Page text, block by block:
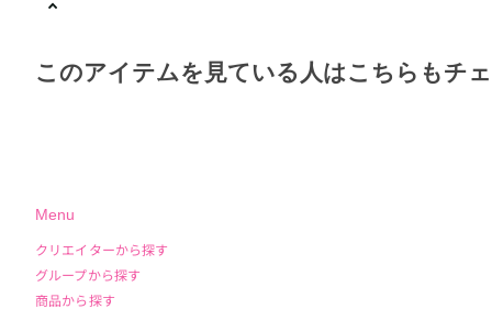
このアイテムを見ている人はこちらもチ
Menu
クリエイターから探す
グループから探す
商品から探す